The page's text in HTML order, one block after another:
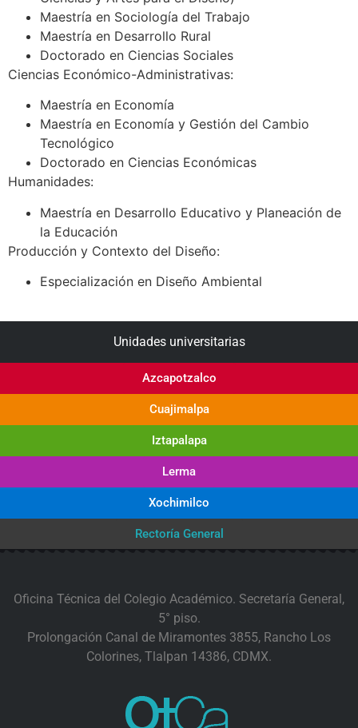
Maestría en Sociología del Trabajo
Maestría en Desarrollo Rural
Doctorado en Ciencias Sociales
Ciencias Económico-Administrativas:
Maestría en Economía
Maestría en Economía y Gestión del Cambio
Tecnológico
Doctorado en Ciencias Económicas
Humanidades:
Maestría en Desarrollo Educativo y Planeación de
la Educación
Producción y Contexto del Diseño:
Especialización en Diseño Ambiental
Unidades universitarias
Azcapotzalco
Cuajimalpa
Iztapalapa
Lerma
Xochimilco
Rectoría General
Oficina Técnica del Colegio Académico. Secretaría General,
5° piso.
Prolongación Canal de Miramontes 3855, Rancho Los
Colorines, Tlalpan 14386, CDMX.